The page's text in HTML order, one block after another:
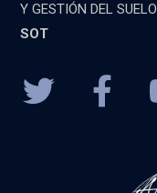
Y GESTIÓN DEL SUELO
SOT